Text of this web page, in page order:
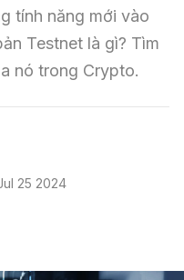
tính năng mới vào
Testnet là gì? Tìm
nó trong Crypto.
25 2024